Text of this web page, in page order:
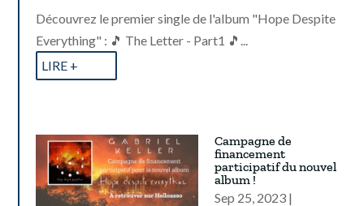
Découvrez le premier single de l'album "Hope Despite
Everything" : 🎵 The Letter - Part1 🎵...
LIRE +
Campagne de
financement
participatif du nouvel
album !
Sep 25, 2023 |